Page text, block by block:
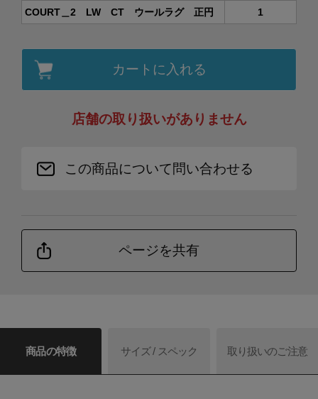
カートに入れる
店舗の取り扱いがありません
COURT＿2 LW CT ウールラグ 正円 1
この商品について問い合わせる
ページを共有
商品の特徴 サイズ / スペック 取り扱いのご注意